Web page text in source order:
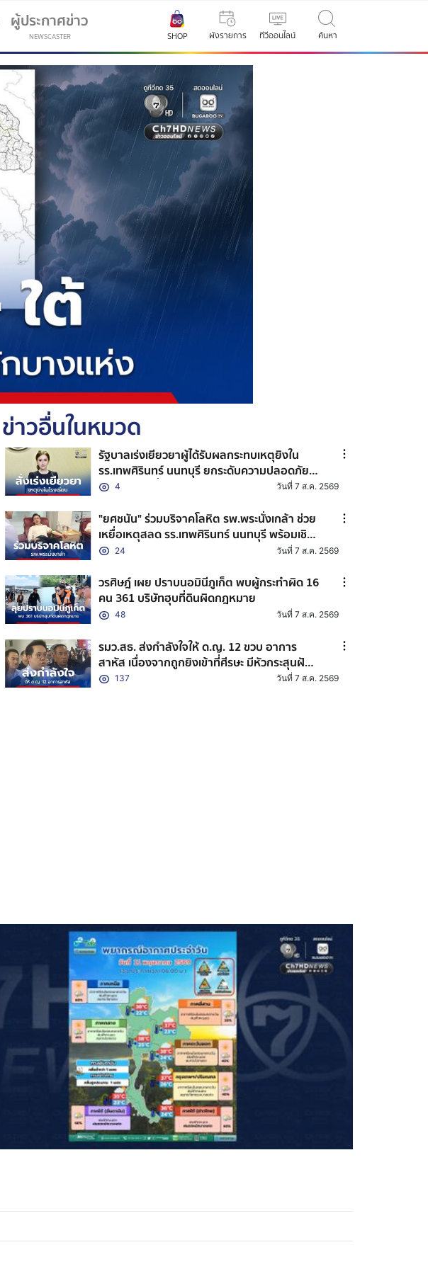
ผู้ประกาศข่าว
NEWSCASTER SHOP ผังรายการ ทีวีออนไลน์ ค้นหา
ข่าวอื่นในหมวด
รัฐบาลเร่งเยียวยาผู้ได้รับผลกระทบเหตุยิงใน
รร.เทพศิรินทร์ นนทบุรี ยกระดับความปลอดภัย
สถานศึกษาทั่วประเทศ
4 วันที่ 7 ส.ค. 2569
"ยศชนัน" ร่วมบริจาคโลหิต รพ.พระนั่งเกล้า ช่วย
เหยื่อเหตุสลด รร.เทพศิรินทร์ นนทบุรี พร้อมเชิญ
ชวน ปชช. ร่วมต่อลมหายใจผู้บาดเจ็บ
24 วันที่ 7 ส.ค. 2569
วรศิษฎ์ เผย ปราบนอมินีภูเก็ต พบผู้กระทำผิด 16
คน 361 บริษัทฮุบที่ดินผิดกฎหมาย
48 วันที่ 7 ส.ค. 2569
รมว.สธ. ส่งกำลังใจให้ ด.ญ. 12 ขวบ อาการ
สาหัส เนื่องจากถูกยิงเข้าที่ศีรษะ มีหัวกระสุนฝัง
ใน ส่วน นร. อีก 2 คน ผ่าตัดพ้นขีดอันตรายแล้ว
137 วันที่ 7 ส.ค. 2569